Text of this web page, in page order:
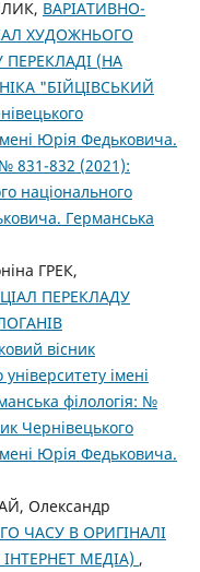
ВАРІАТИВНО-
ХУДОЖНЬОГО
ПЕРЕКЛАДІ (НА
"БІЙЦІВСЬКИЙ
Юрія Федьковича.
831-832 (2021):
національного
Германська
ГРЕК,
ПЕРЕКЛАДУ
вісник
імені
філологія: №
Чернівецького
Юрія Федьковича.
Олександр
ЧАСУ В ОРИГІНАЛІ
МЕДІА) ,